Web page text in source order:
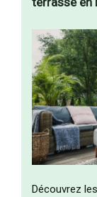
Découvrez